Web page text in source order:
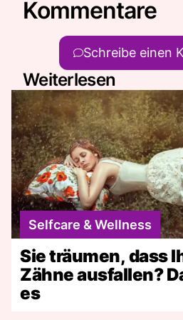
Kommentare
Schreibe einen
Weiterlesen
Selfcare & Wellness
Sie träumen, dass
Zähne ausfallen? Das bedeutet
es